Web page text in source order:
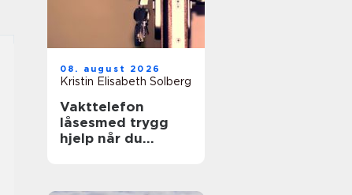
08. august 2026
Kristin Elisabeth Solberg
Vakttelefon
låsesmed trygg
hjelp når du